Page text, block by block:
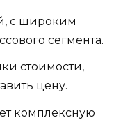
с широким
сегмента.
стоимости,
цену.
комплексную